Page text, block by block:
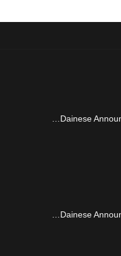
Dainese
Dainese